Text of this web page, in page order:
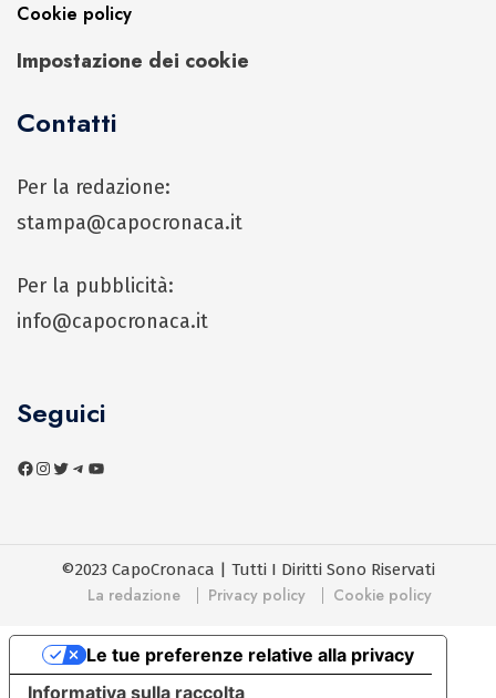
Cookie policy
Impostazione dei cookie
Contatti
Per la redazione:
stampa@capocronaca.it
Per la pubblicità:
info@capocronaca.it
Seguici
©2023 CapoCronaca | Tutti I Diritti Sono Riservati
La redazione Privacy policy Cookie policy
Informativa sulla raccolta
Le tue preferenze relative alla privacy